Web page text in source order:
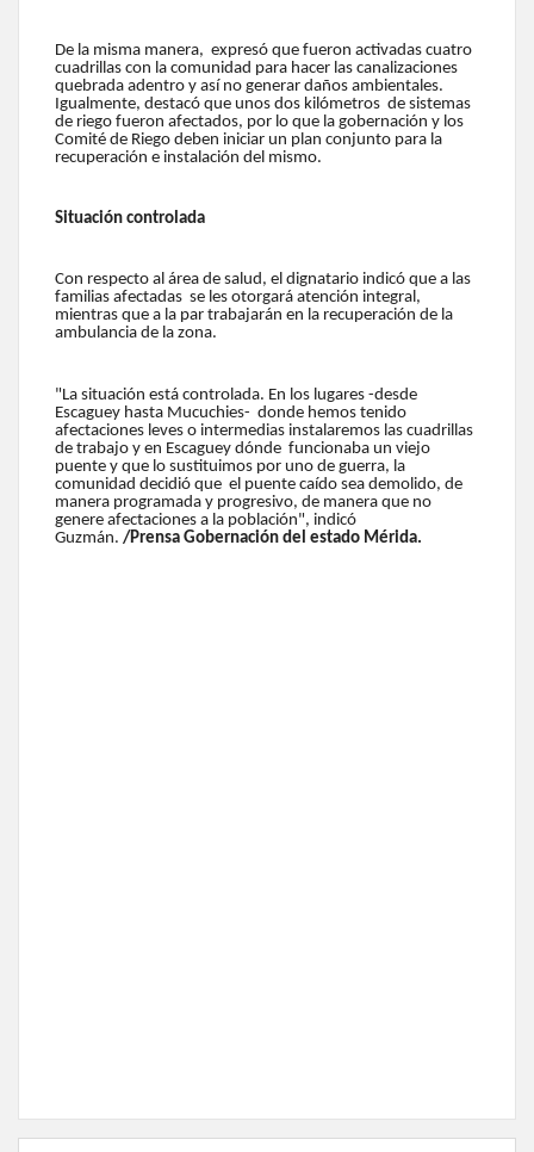
De la misma manera, expresó que fueron activadas cuatro
cuadrillas con la comunidad para hacer las canalizaciones
quebrada adentro y así no generar daños ambientales.
Igualmente, destacó que unos dos kilómetros de sistemas
de riego fueron afectados, por lo que la gobernación y los
Comité de Riego deben iniciar un plan conjunto para la
recuperación e instalación del mismo.
Situación controlada
Con respecto al área de salud, el dignatario indicó que a las
familias afectadas se les otorgará atención integral,
mientras que a la par trabajarán en la recuperación de la
ambulancia de la zona.
"La situación está controlada. En los lugares -desde
Escaguey hasta Mucuchies- donde hemos tenido
afectaciones leves o intermedias instalaremos las cuadrillas
de trabajo y en Escaguey dónde funcionaba un viejo
puente y que lo sustituimos por uno de guerra, la
comunidad decidió que el puente caído sea demolido, de
manera programada y progresivo, de manera que no
genere afectaciones a la población", indicó
Guzmán. /Prensa Gobernación del estado Mérida.